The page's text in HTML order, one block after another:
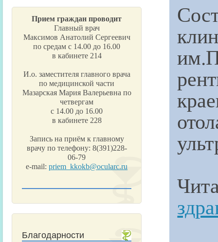
Прием граждан проводит
Главный врач
Максимов Анатолий Сергеевич
по средам с 14.00 до 16.00
в кабинете 214
И.о. заместителя главного врача
по медицинской части
Мазарская Мария Валерьевна по
четвергам
с 14.00 до 16.00
в кабинете 228
Запись на приём к главному
врачу по телефону: 8(391)228-
06-79
e-mail:priem_kkokb@ocularc.ru
Благодарности